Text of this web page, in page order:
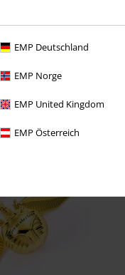
EMP Deutschland
EMP Norge
EMP United Kingdom
EMP Österreich